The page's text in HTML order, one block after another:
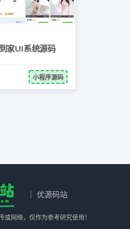
家UI系统源码
小程序源码
｜ 优源码站
或网络，仅作为参考研究使用！